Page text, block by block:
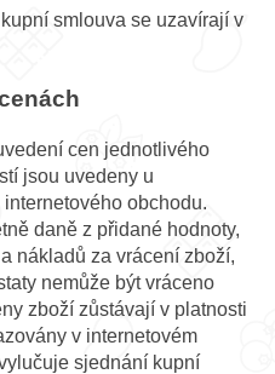
smlouva se uzavírají v
cen jednotlivého
jsou uvedeny u
obchodu.
daně z přidané hodnoty,
nákladů za vrácení zboží,
nemůže být vráceno
zboží zůstávají v platnosti
v internetovém
sjednání kupní